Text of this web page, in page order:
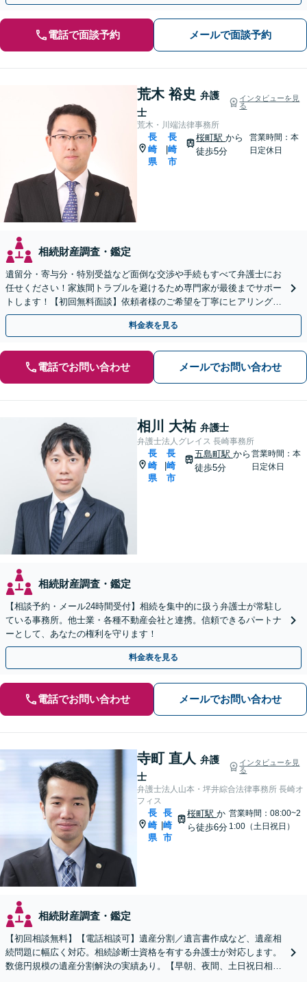
電話で面談予約 メールで面談予約
荒木 裕史 弁護
士
インタビューを見
る
荒木・川端法律事務所
長
崎
県
長
崎
市
桜町駅から
徒歩5分
営業時間：本
日定休日
相続財産調査・鑑定
遺留分・寄与分・特別受益など面倒な交渉や手続もすべて弁護士にお
任せください！家族間トラブルを避けるため専門家が最後までサポー
トします！【初回無料面談】依頼者様のご希望を丁寧にヒアリング！
遺言書作成もご相談ください。
料金表を見る
電話でお問い合わせ メールでお問い合わせ
相川 大祐 弁護士
弁護士法人グレイス 長崎事務所
長
崎
県
|
長
崎
市
五島町駅 から
徒歩5分
営業時間：本
日定休日
相続財産調査・鑑定
【相談予約・メール24時間受付】相続を集中的に扱う弁護士が常駐し
ている事務所。他士業・各種不動産会社と連携。信頼できるパートナ
ーとして、あなたの権利を守ります！
料金表を見る
電話でお問い合わせ メールでお問い合わせ
寺町 直人 弁護
士
インタビューを見
る
弁護士法人山本・坪井綜合法律事務所 長崎オ
フィス
長
崎
県
|
長
崎
市
桜町駅か
ら徒歩6分
営業時間：08:00~2
1:00（土日祝日）
相続財産調査・鑑定
【初回相談無料】【電話相談可】遺産分割／遺言書作成など、遺産相
続問題に幅広く対応。相続診断士資格を有する弁護士が対応します。
数億円規模の遺産分割解決の実績あり。【早朝、夜間、土日祝日相談